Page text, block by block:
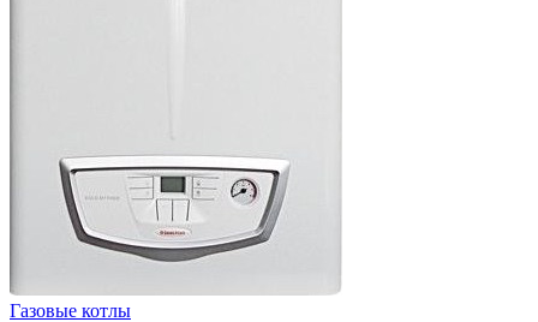
Газовые котлы